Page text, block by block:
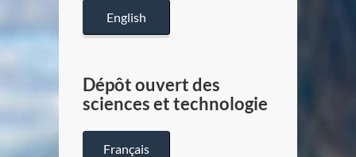
English
Dépôt ouvert des
sciences et technologie
Français